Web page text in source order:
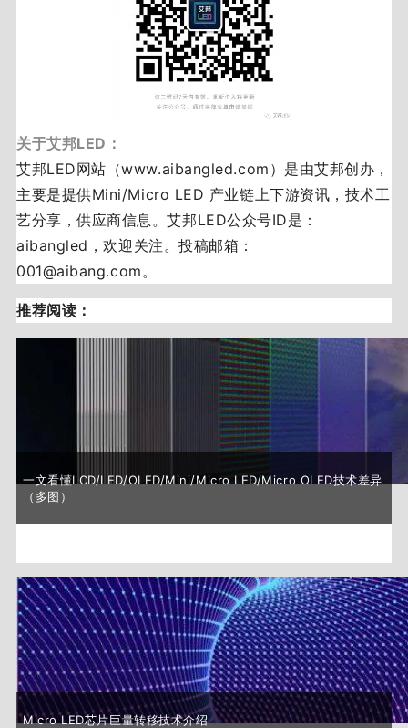
关于艾邦LED：
艾邦LED网站（www.aibangled.com）是由艾邦创办，
主要是提供Mini/Micro LED 产业链上下游资讯，技术工
艺分享，供应商信息。艾邦LED公众号ID是：
aibangled，欢迎关注。投稿邮箱：
001@aibang.com。
推荐阅读：
一文看懂LCD/LED/OLED/Mini/Micro LED/Micro OLED技术差异
（多图）
Micro LED芯片巨量转移技术介绍